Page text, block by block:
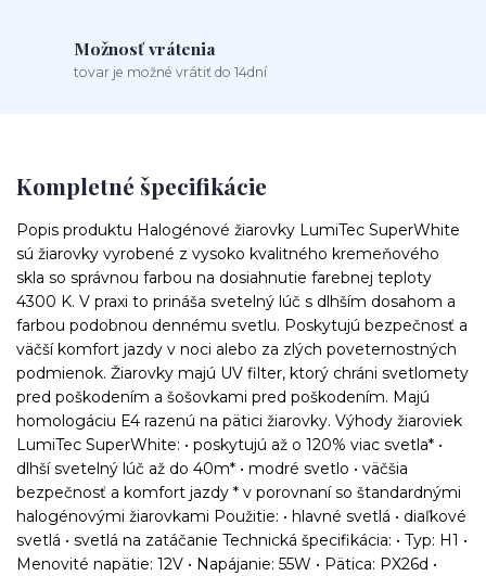
Možnosť vrátenia
tovar je možné vrátiť do 14dní
Kompletné špecifikácie
Popis produktu Halogénové žiarovky LumiTec SuperWhite
sú žiarovky vyrobené z vysoko kvalitného kremeňového
skla so správnou farbou na dosiahnutie farebnej teploty
4300 K. V praxi to prináša svetelný lúč s dlhším dosahom a
farbou podobnou dennému svetlu. Poskytujú bezpečnosť a
väčší komfort jazdy v noci alebo za zlých poveternostných
podmienok. Žiarovky majú UV filter, ktorý chráni svetlomety
pred poškodením a šošovkami pred poškodením. Majú
homologáciu E4 razenú na pätici žiarovky. Výhody žiaroviek
LumiTec SuperWhite: • poskytujú až o 120% viac svetla* •
dlhší svetelný lúč až do 40m* • modré svetlo • väčšia
bezpečnosť a komfort jazdy * v porovnaní so štandardnými
halogénovými žiarovkami Použitie: • hlavné svetlá • diaľkové
svetlá • svetlá na zatáčanie Technická špecifikácia: • Typ: H1 •
Menovité napätie: 12V • Napájanie: 55W • Pätica: PX26d •